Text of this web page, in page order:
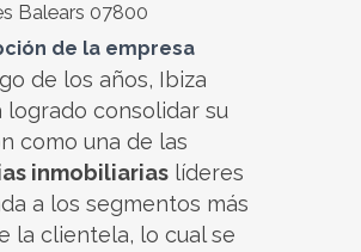
Balears 07800
de la empresa
de los años, Ibiza
logrado consolidar su
como una de las
inmobiliarias líderes
a los segmentos más
la clientela, lo cual se